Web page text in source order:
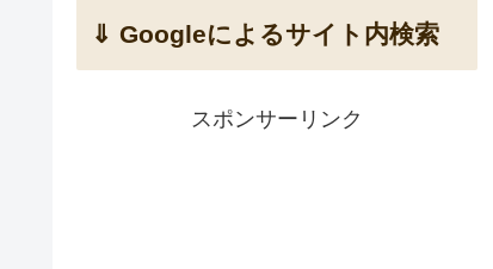
⇓ Googleによるサイト内検索
スポンサーリンク